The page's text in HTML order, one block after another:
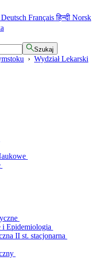
Deutsch Françaisहिन्दी Norsk
Szukaj
› Wydział Lekarski
i Epidemiologia
II st. stacjonarna